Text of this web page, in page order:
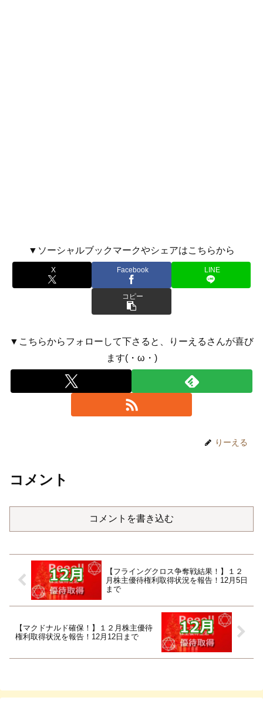
▼ソーシャルブックマークやシェアはこちらから
X Facebook LINE
コピー
▼こちらからフォローして下さると、りーえるさんが喜び
ます(・ω・)
りーえる
コメント
コメントを書き込む
【フライングクロス争奪戦結果！】１２
月株主優待権利取得状況を報告！12月5日
まで
【マクドナルド確保！】１２月株主優待
権利取得状況を報告！12月12日まで